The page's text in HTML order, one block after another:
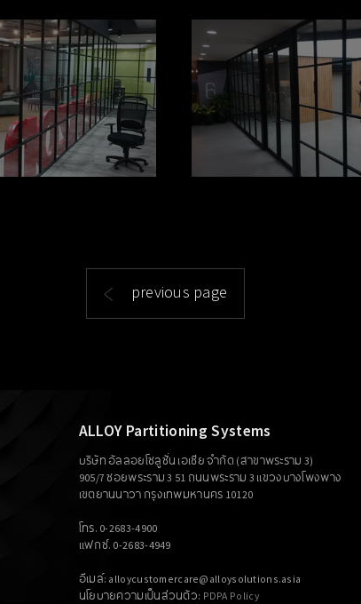
previous page
ALLOY Partitioning Systems
บริษัท อัลลอยโซลูชั่น เอเซีย จำกัด (สาขาพระราม 3)
905/7 ซอยพระราม 3 51 ถนนพระราม 3 แขวงบางโพงพาง
เขตยานนาวา กรุงเทพมหานคร 10120
โทร. 0-2683-4900
แฟกซ์. 0-2683-4949
อีเมล์: alloycustomercare@alloysolutions.asia
นโยบายความเป็นส่วนตัว: PDPA Policy